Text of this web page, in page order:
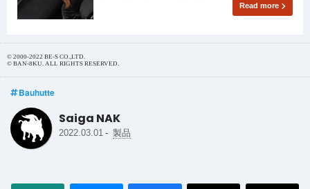
Read more
© 2000-2022 BE-S CO.,LTD.
© BAN-8KU. ALL RIGHTS RESERVED.
Bauhutte
Saiga NAK
2022.03.01 - 製品